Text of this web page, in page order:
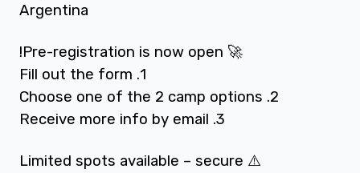
Argentina
🚀 Pre-registration is now open!
1. Fill out the form
2. Choose one of the 2 camp options
3. Receive more info by email
⚠️ Limited spots available – secure